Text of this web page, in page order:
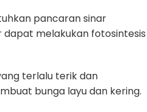
pancaran sinar
melakukan fotosintesis
terlalu terik dan
bunga layu dan kering.